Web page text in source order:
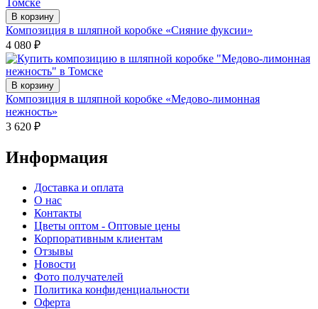
В корзину
Композиция в шляпной коробке «Сияние фуксии»
4 080 ₽
В корзину
Композиция в шляпной коробке «Медово-лимонная
нежность»
3 620 ₽
Информация
Доставка и оплата
О нас
Контакты
Цветы оптом - Оптовые цены
Корпоративным клиентам
Отзывы
Новости
Фото получателей
Политика конфиденциальности
Оферта